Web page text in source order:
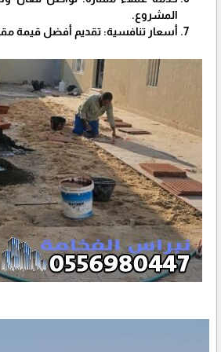
المشروع.
أسعار تنافسية: تقديم أفضل قيمة